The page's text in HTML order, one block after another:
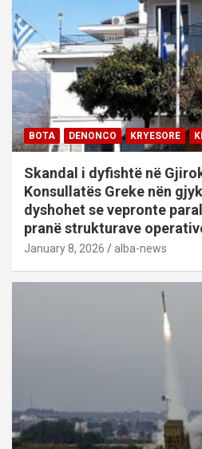
BOTA DENONCO KRYESORE
Skandal i dyfishtë në
Konsullatës Greke nën
dyshohet se vepronte
pranë strukturave
January 8, 2026 alba-news